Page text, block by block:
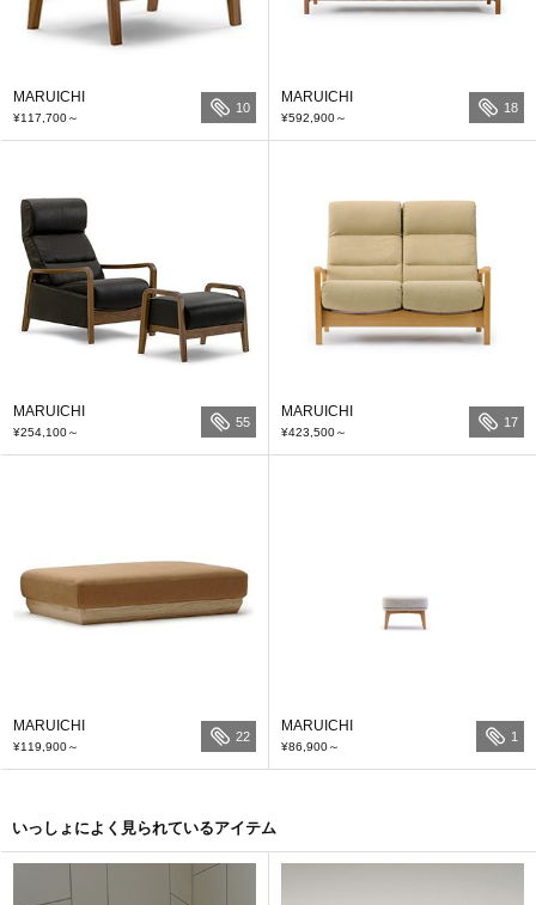
MARUICHI
¥117,700～
10
MARUICHI
¥592,900～
18
MARUICHI
¥254,100～
55
MARUICHI
¥423,500～
17
MARUICHI
¥119,900～
22
MARUICHI
¥86,900～
1
いっしょによく見られているアイテム